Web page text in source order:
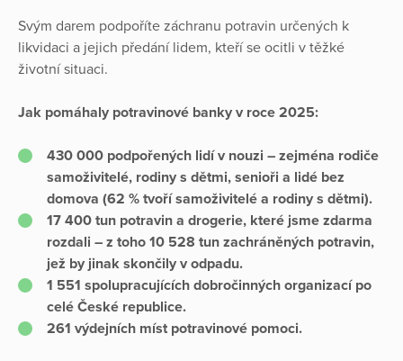
Svým darem podpoříte záchranu potravin určených k
likvidaci a jejich předání lidem, kteří se ocitli v těžké
životní situaci.
Jak pomáhaly potravinové banky v roce 2025:
430 000 podpořených lidí v nouzi – zejména rodiče
samoživitelé, rodiny s dětmi, senioři a lidé bez
domova (62 % tvoří samoživitelé a rodiny s dětmi).
17 400 tun potravin a drogerie, které jsme zdarma
rozdali – z toho 10 528 tun zachráněných potravin,
jež by jinak skončily v odpadu.
1 551 spolupracujících dobročinných organizací po
celé České republice.
261 výdejních míst potravinové pomoci.